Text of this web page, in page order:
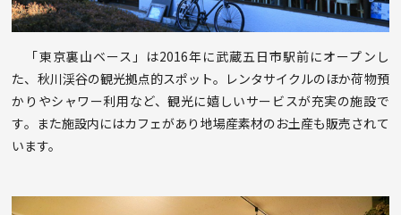
「東京裏山ベース」は2016年に武蔵五日市駅前にオープンし
た、秋川渓谷の観光拠点的スポット。レンタサイクルのほか荷物預
かりやシャワー利用など、観光に嬉しいサービスが充実の施設で
す。また施設内にはカフェがあり地場産素材のお土産も販売されて
います。